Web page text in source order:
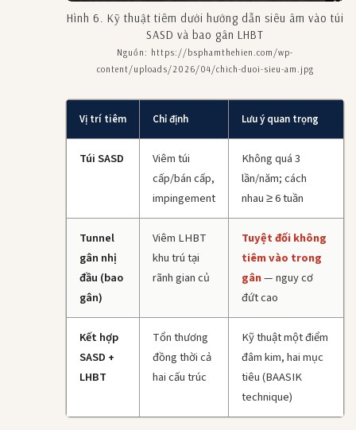
Hình 6. Kỹ thuật tiêm dưới hướng dẫn siêu âm vào túi
SASD và bao gân LHBT
Nguồn: https://bsphamthehien.com/wp-
content/uploads/2026/04/chich-duoi-sieu-am.jpg
Vị trí tiêm Chỉ định Lưu ý quan trọng
Túi SASD
Viêm túi
cấp/bán cấp,
impingement
Không quá 3
lần/năm; cách
nhau ≥ 6 tuần
Tunnel
gân nhị
đầu (bao
gân)
Viêm LHBT
khu trú tại
rãnh gian củ
Tuyệt đối không
tiêm vào trong
gân— nguy cơ
đứt cao
Kết hợp
SASD +
LHBT
Tổn thương
đồng thời cả
hai cấu trúc
Kỹ thuật một điểm
đâm kim, hai mục
tiêu (BAASIK
technique)